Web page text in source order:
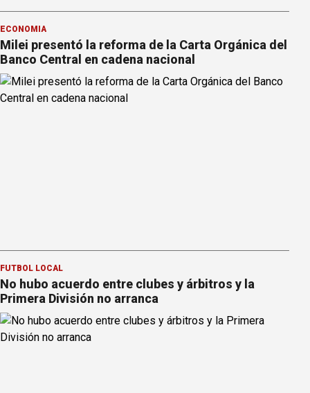
ECONOMÍA
Milei presentó la reforma de la Carta Orgánica del
Banco Central en cadena nacional
FÚTBOL LOCAL
No hubo acuerdo entre clubes y árbitros y la
Primera División no arranca